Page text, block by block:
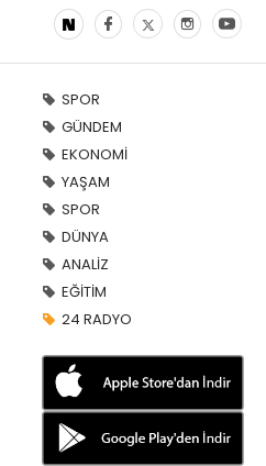
SPOR
GÜNDEM
EKONOMİ
YAŞAM
SPOR
DÜNYA
ANALİZ
EĞİTİM
24 RADYO